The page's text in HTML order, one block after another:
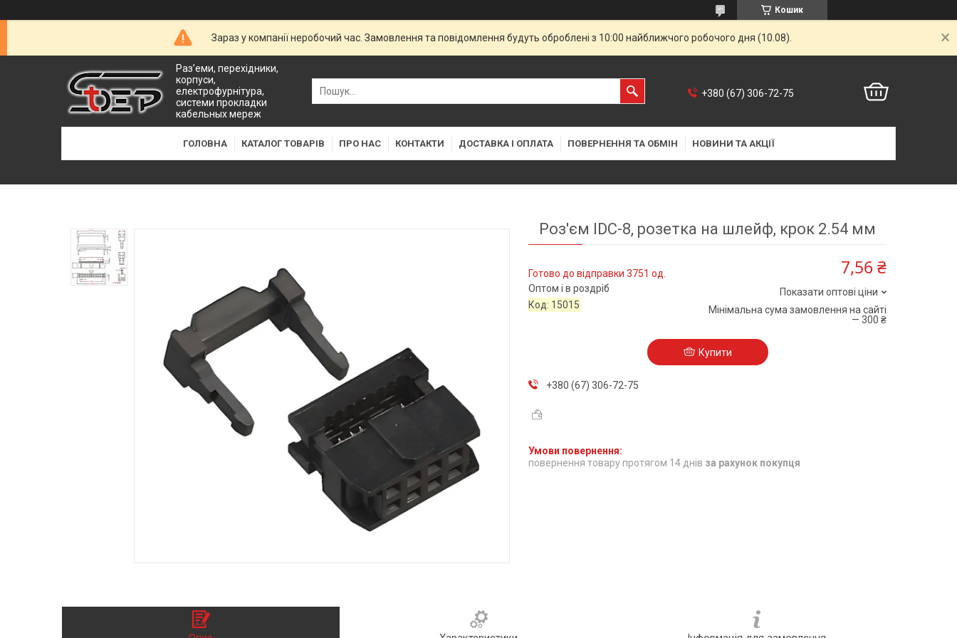
Кошик
Зараз у компанії неробочий час. Замовлення та повідомлення будуть оброблені з 10:00 найближчого робочого дня (10.08).
Раз’еми, перехідники,
корпуси,
електрофурнітура,
системи прокладки
кабельных мереж
+380 (67) 306-72-75
ГОЛОВНА КАТАЛОГ ТОВАРІВ ПРО НАС КОНТАКТИ ДОСТАВКА І ОПЛАТА ПОВЕРНЕННЯ ТА ОБМІН НОВИНИ ТА АКЦІЇ
Роз'єм IDC-8, розетка на шлейф, крок 2.54 мм
Готово до відправки 3751 од.
Оптом і в роздріб
Код: 15015
7,56 ₴
Показати оптові ціни
Мінімальна сума замовлення на сайті
— 300 ₴
Купити
+380 (67) 306-72-75
повернення товару протягом 14 днів за рахунок покупця